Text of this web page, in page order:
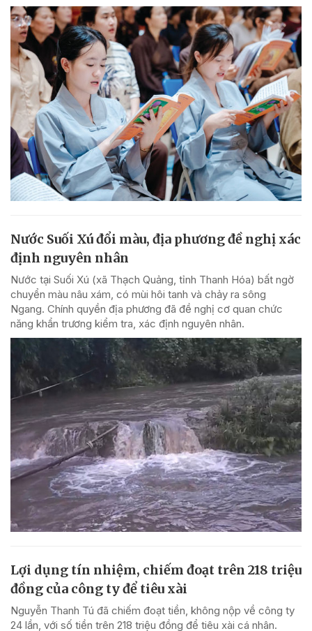
Nước Suối Xú đổi màu, địa phương đề nghị xác
định nguyên nhân
Nước tại Suối Xú (xã Thạch Quảng, tỉnh Thanh Hóa) bất ngờ
chuyển màu nâu xám, có mùi hôi tanh và chảy ra sông
Ngang. Chính quyền địa phương đã đề nghị cơ quan chức
năng khẩn trương kiểm tra, xác định nguyên nhân.
Lợi dụng tín nhiệm, chiếm đoạt trên 218 triệu
đồng của công ty để tiêu xài
Nguyễn Thanh Tú đã chiếm đoạt tiền, không nộp về công ty
24 lần, với số tiền trên 218 triệu đồng để tiêu xài cá nhân.